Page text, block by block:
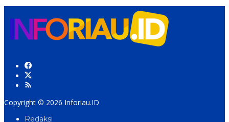
Copyright © 2026 Inforiau.ID
Redaksi